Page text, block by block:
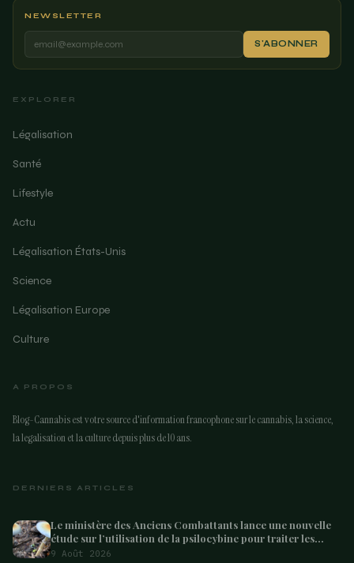
NEWSLETTER
S'ABONNER
EXPLORER
Légalisation
Santé
Lifestyle
Actu
Légalisation États-Unis
Science
Légalisation Europe
Culture
A PROPOS
Blog-Cannabis est votre source d'information francophone sur le cannabis, la science,
la legalisation et la culture depuis plus de 10 ans.
DERNIERS ARTICLES
Le ministère des Anciens Combattants lance une nouvelle
étude sur l’utilisation de la psilocybine pour traiter les
anciens combattants souffrant de dépression et de
9 Août 2026